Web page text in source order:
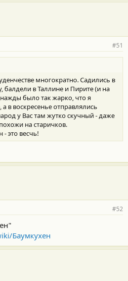
#51
многократно. Садились в
балдели в Таллине и Пирите (и на
было так жарко, что я
в воскресенье отправлялись
у Вас там жутко скучный - даже
на старичков.
- это весчь!
#52
Баумкухен